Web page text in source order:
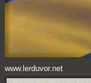
www.lerduvor.net